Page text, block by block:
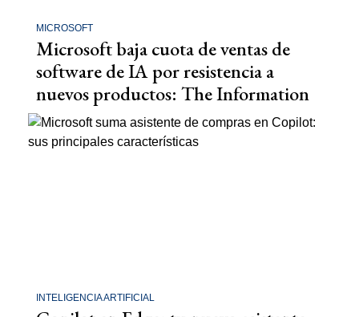
MICROSOFT
Microsoft baja cuota de ventas de
software de IA por resistencia a
nuevos productos: The Information
INTELIGENCIA ARTIFICIAL